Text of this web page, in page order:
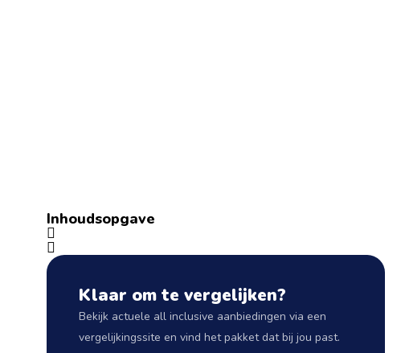
Inhoudsopgave
Klaar om te vergelijken?
Bekijk actuele all inclusive aanbiedingen via een
vergelijkingssite en vind het pakket dat bij jou past.